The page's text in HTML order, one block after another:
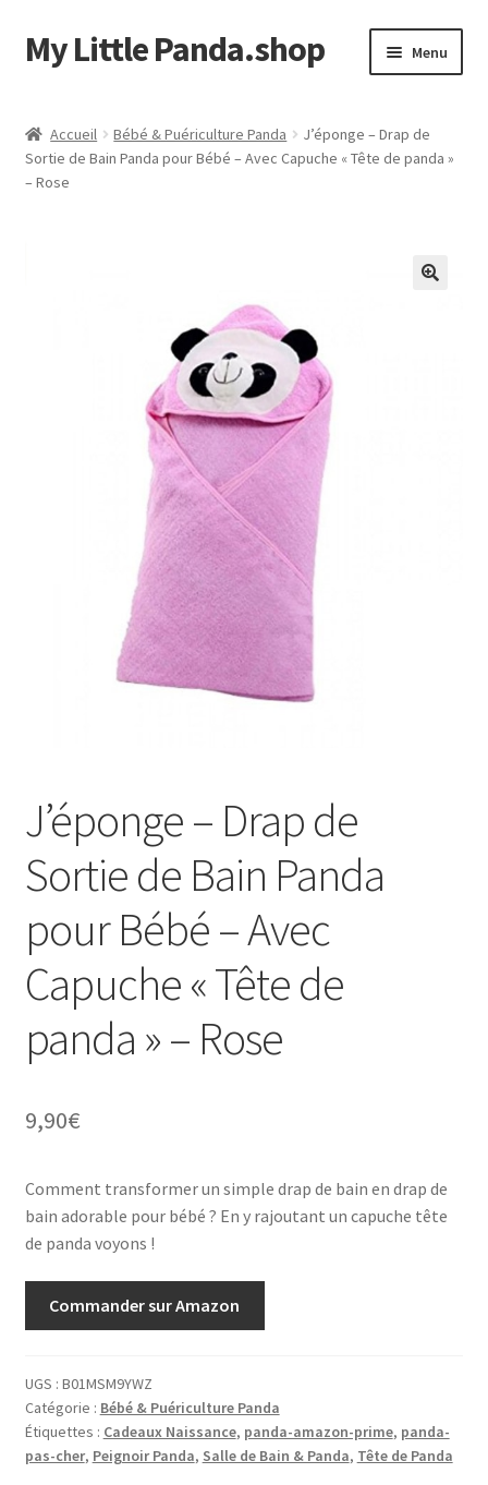
Aller
à
navigation
Aller
au
My Little Panda.shop Menu
Boutique
Accueil Bébé & Puériculture Panda
J’éponge – Drap de
Sortie de Bain Panda pour Bébé – Avec Capuche « Tête de panda »
– Rose
J’éponge – Drap de
Sortie de Bain Panda
pour Bébé – Avec
Capuche « Tête de
panda » – Rose
9,90€
Comment transformer un simple drap de bain en drap de
bain adorable pour bébé ? En y rajoutant un capuche tête
de panda voyons !
Commander sur Amazon
UGS : B01MSM9YWZ
Catégorie : Bébé & Puériculture Panda
Étiquettes : Cadeaux Naissance, panda-amazon-prime, panda-
pas-cher, Peignoir Panda, Salle de Bain & Panda, Tête de Panda